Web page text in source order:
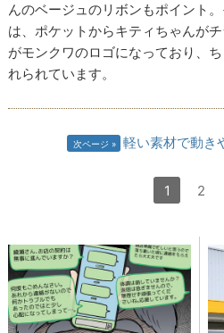
んのベージュのリボンもポイント
は、ポケットからキティちゃんが
がモンクワのロゴになっており、
れられています。
次ページ 軽い素材で動き
1 2